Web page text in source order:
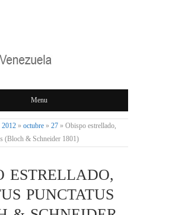
DEMenu
2012 » octubre » 27 » Obispo estrellado,
(Bloch & Schneider 1801)
ESTRELLADO,
PUNCTATUS